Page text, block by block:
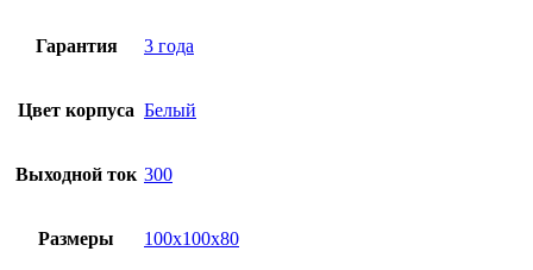
Гарантия 3 года
Цвет корпуса Белый
Выходной ток 300
Размеры 100x100x80